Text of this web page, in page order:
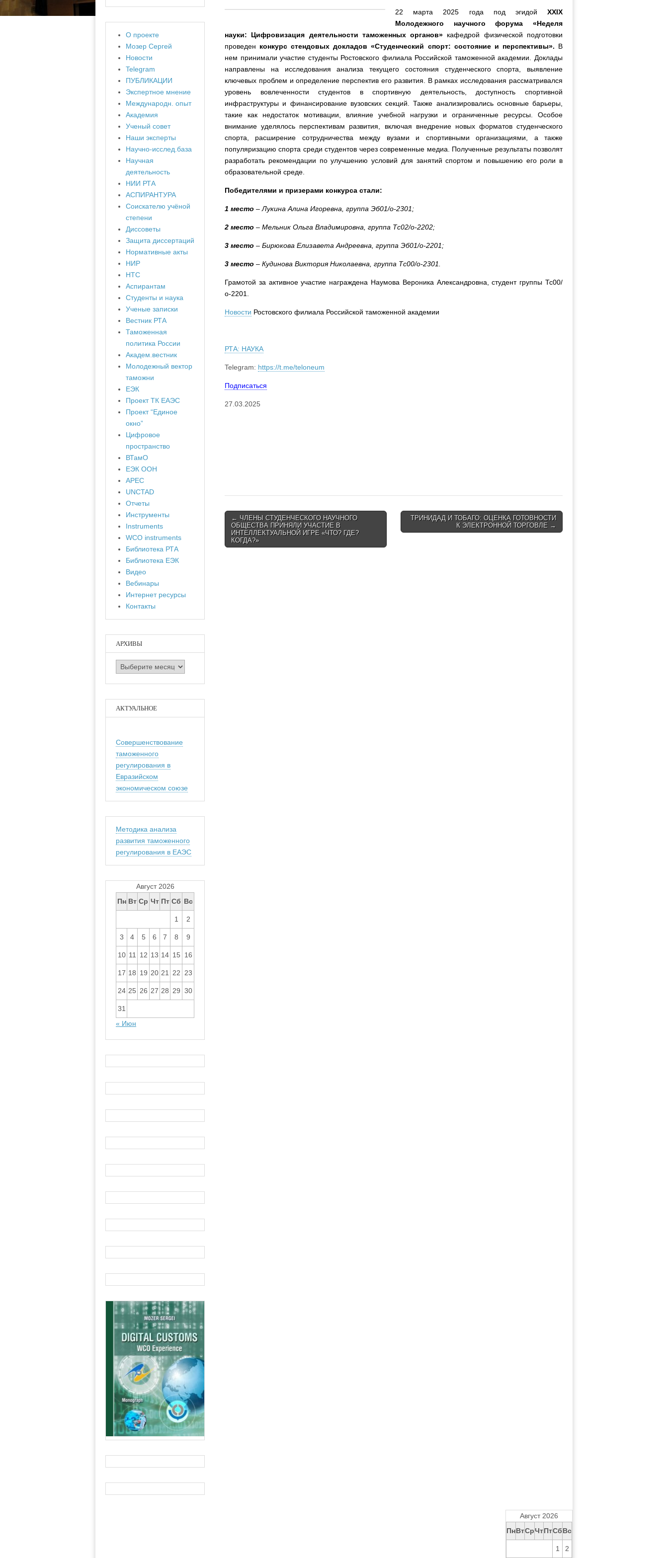
22 марта 2025 года под эгидой XXIX
Молодежного научного форума «Неделя
науки: Цифровизация деятельности таможенных органов» кафедрой физической подготовки
проведен конкурс стендовых докладов «Студенческий спорт: состояние и перспективы». В
нем принимали участие студенты Ростовского филиала Российской таможенной академии. Доклады
направлены на исследования анализа текущего состояния студенческого спорта, выявление
ключевых проблем и определение перспектив его развития. В рамках исследования рассматривался
уровень вовлеченности студентов в спортивную деятельность, доступность спортивной
инфраструктуры и финансирование вузовских секций. Также анализировались основные барьеры,
такие как недостаток мотивации, влияние учебной нагрузки и ограниченные ресурсы. Особое
внимание уделялось перспективам развития, включая внедрение новых форматов студенческого
спорта, расширение сотрудничества между вузами и спортивными организациями, а также
популяризацию спорта среди студентов через современные медиа. Полученные результаты позволят
разработать рекомендации по улучшению условий для занятий спортом и повышению его роли в
образовательной среде.
Победителями и призерами конкурса стали:
1 место – Лукина Алина Игоревна, группа Эб01/о-2301;
2 место – Мельник Ольга Владимировна, группа Тс02/о-2202;
3 место – Бирюкова Елизавета Андреевна, группа Эб01/о-2201;
3 место – Кудинова Виктория Николаевна, группа Тс00/о-2301.
Грамотой за активное участие награждена Наумова Вероника Александровна, студент группы Тс00/
о-2201.
Новости Ростовского филиала Российской таможенной академии
РТА: НАУКА
Telegram: https://t.me/teloneum
Подписаться
27.03.2025
Post
navigation
← ЧЛЕНЫ СТУДЕНЧЕСКОГО НАУЧНОГО
ОБЩЕСТВА ПРИНЯЛИ УЧАСТИЕ В
ИНТЕЛЛЕКТУАЛЬНОЙ ИГРЕ «ЧТО? ГДЕ?
КОГДА?»
ТРИНИДАД И ТОБАГО: ОЦЕНКА ГОТОВНОСТИ
К ЭЛЕКТРОННОЙ ТОРГОВЛЕ →
О проекте
Мозер Сергей
Новости
Telegram
ПУБЛИКАЦИИ
Экспертное мнение
Международн. опыт
Академия
Ученый совет
Наши эксперты
Научно-исслед.база
Научная
деятельность
НИИ РТА
АСПИРАНТУРА
Соискателю учёной
степени
Диссоветы
Защита диссертаций
Нормативные акты
НИР
НТС
Аспирантам
Студенты и наука
Ученые записки
Вестник РТА
Таможенная
политика России
Академ.вестник
Молодежный вектор
таможни
ЕЭК
Проект ТК ЕАЭС
Проект “Единое
окно”
Цифровое
пространство
ВТамО
ЕЭК ООН
APEC
UNCTAD
Отчеты
Инструменты
Instruments
WCO instruments
Библиотека РТА
Библиотека ЕЭК
Видео
Вебинары
Интернет ресурсы
Контакты
АРХИВЫ
Архивы
АКТУАЛЬНОЕ
Совершенствование
таможенного
регулирования в
Евразийском
экономическом союзе
Методика анализа
развития таможенного
регулирования в ЕАЭС
Август 2026
Пн Вт Ср Чт Пт Сб Вс
1 2
3 4 5 6 7 8 9
10 11 12 13 14 15 16
17 18 19 20 21 22 23
24 25 26 27 28 29 30
31
« Июн
Август 2026
ПнВтСрЧтПтСбВс
1 2